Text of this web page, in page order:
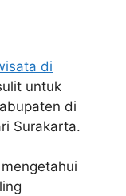
di
untuk
di
Surakarta.